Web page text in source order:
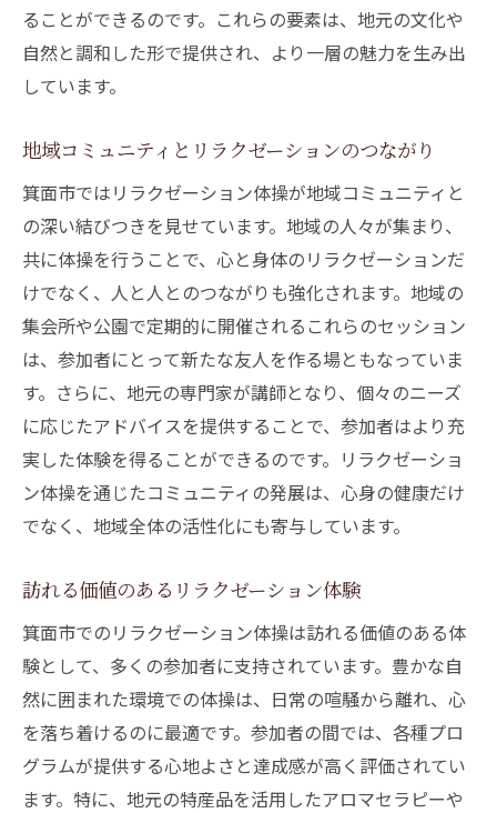
ることができるのです。これらの要素は、地元の文化や
自然と調和した形で提供され、より一層の魅力を生み出
しています。
地域コミュニティとリラクゼーションのつながり
箕面市ではリラクゼーション体操が地域コミュニティと
の深い結びつきを見せています。地域の人々が集まり、
共に体操を行うことで、心と身体のリラクゼーションだ
けでなく、人と人とのつながりも強化されます。地域の
集会所や公園で定期的に開催されるこれらのセッション
は、参加者にとって新たな友人を作る場ともなっていま
す。さらに、地元の専門家が講師となり、個々のニーズ
に応じたアドバイスを提供することで、参加者はより充
実した体験を得ることができるのです。リラクゼーショ
ン体操を通じたコミュニティの発展は、心身の健康だけ
でなく、地域全体の活性化にも寄与しています。
訪れる価値のあるリラクゼーション体験
箕面市でのリラクゼーション体操は訪れる価値のある体
験として、多くの参加者に支持されています。豊かな自
然に囲まれた環境での体操は、日常の喧騒から離れ、心
を落ち着けるのに最適です。参加者の間では、各種プロ
グラムが提供する心地よさと達成感が高く評価されてい
ます。特に、地元の特産品を活用したアロマセラピーや